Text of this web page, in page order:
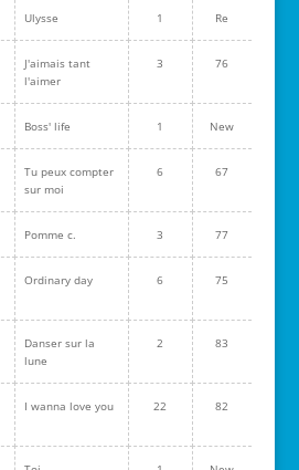
Ulysse 1 Re
J'aimais tant
l'aimer
3 76
Boss' life 1 New
Tu peux compter
sur moi
6 67
Pomme c. 3 77
Ordinary day 6 75
Danser sur la
lune
2 83
I wanna love you 22 82